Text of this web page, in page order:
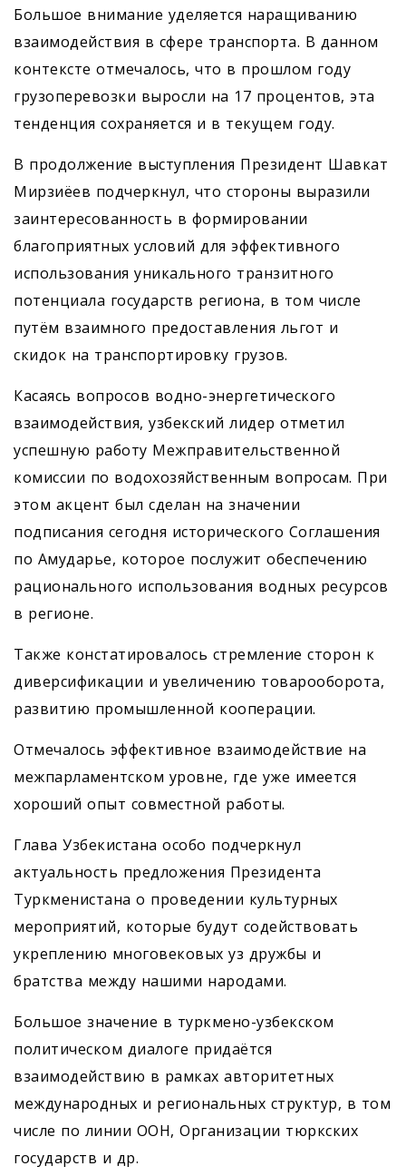
Большое внимание уделяется наращиванию
взаимодействия в сфере транспорта. В данном
контексте отмечалось, что в прошлом году
грузоперевозки выросли на 17 процентов, эта
тенденция сохраняется и в текущем году.
В продолжение выступ­ления Президент Шавкат
Мирзиёев подчеркнул, что стороны выразили
заинтересованность в формировании
благоприятных условий для эффективного
использования уникального транзитного
потенциала государств региона, в том числе
путём взаимного предоставления льгот и
скидок на транспортировку грузов.
Касаясь вопросов водно-энергетического
взаимодействия, узбекский лидер отметил
успешную работу Межправительственной
комиссии по водохозяйственным вопросам. При
этом акцент был сделан на значении
подписания сегодня исторического Соглашения
по Амударье, которое послужит обеспечению
рационального использования водных ресурсов
в регионе.
Также констатировалось стремление сторон к
диверсификации и увеличению товарооборота,
развитию промышленной кооперации.
Отмечалось эффективное взаимодействие на
межпарламентском уровне, где уже имеется
хороший опыт сов­местной работы.
Глава Узбекистана особо подчеркнул
актуальность предложения Президента
Туркменистана о проведении культурных
мероприятий, которые будут содействовать
укреплению многовековых уз дружбы и
братства между нашими народами.
Большое значение в турк­мено-узбекском
политическом диалоге придаётся
взаимодействию в рамках авторитетных
международных и региональных структур, в том
числе по линии ООН, Организации тюркских
государств и др.